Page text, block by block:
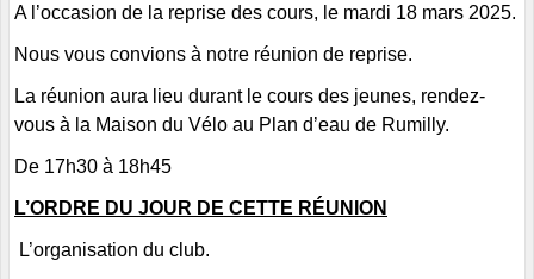
A l’occasion de la reprise des cours, le mardi 18 mars 2025.
Nous vous convions à notre réunion de reprise.
La réunion aura lieu durant le cours des jeunes, rendez-
vous à la Maison du Vélo au Plan d’eau de Rumilly.
De 17h30 à 18h45
L’ORDRE DU JOUR DE CETTE RÉUNION
L’organisation du club.